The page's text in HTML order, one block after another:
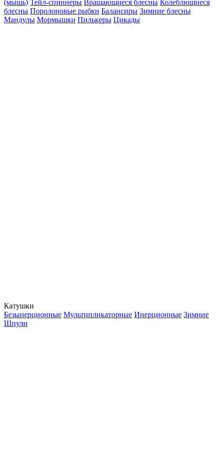
(мышь) Тейл-спиннеры Вращающиеся блесны Колеблющиеся
блесны Поролоновые рыбки Балансиры Зимние блесны
Мандулы Мормышки Пилькеры Цикады
Катушки
Безынерционные Мультипликаторные Инерционные Зимние
Шпули